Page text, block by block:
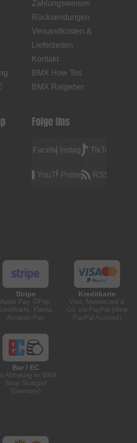
Zahlungsweisen
Rücksendungen
Versandkosten &
Lieferzeiten
Kontakt
BMX How Tos
BMX Ratgeber
Folge Uns
FacebookInstagramTikTok
YouTubePinterest RSS
Stripe
Apple Pay, GPay,
Kreditkarte, Klarna,
Amazon Pay
Kreditkarte
Visa, Mastercard &
Co. via PayPal (ohne
PayPal Account)
Bar / EC
Abholung im BMX
Shop Stuttgart
(Germany)